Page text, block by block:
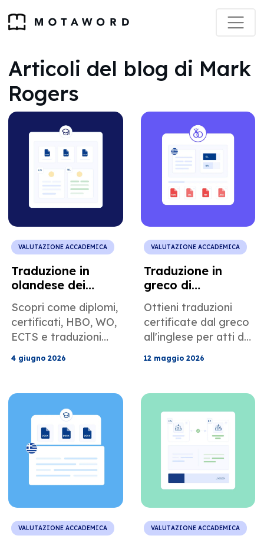
Articoli del blog di Mark
Rogers
VALUTAZIONE ACCADEMICA
Traduzione in
olandese dei
requisiti di
valutazione delle
credenziali
statunitensi
Scopri come diplomi,
certificati, HBO, WO,
ECTS e traduzioni
belghe influiscono
accademica,
sull'USCIS e sulle
ammissioni negli
Stati Uniti.
4 giugno 2026
VALUTAZIONE ACCADEMICA
Traduzione in
greco di
documenti relativi
al diritto
matrimoniale e di
famiglia degli
Stati Uniti
Ottieni traduzioni
certificate dal greco
all'inglese per atti di
affidamento dei figli,
documenti USCIS e
atti giudiziari
statunitensi.
12 maggio 2026
VALUTAZIONE ACCADEMICA VALUTAZIONE ACCADEMICA